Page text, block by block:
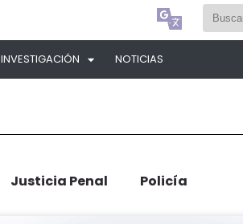
Select Language
INVESTIGACIÓN NOTICIAS
Justicia Penal Policía